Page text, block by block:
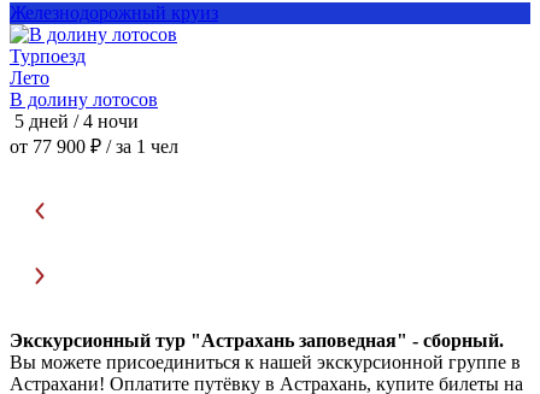
Железнодорожный круиз
Турпоезд
Лето
В долину лотосов
5 дней / 4 ночи
от 77 900 ₽ / за 1 чел
Экскурсионный тур "Астрахань заповедная" - сборный.
Вы можете присоединиться к нашей экскурсионной группе в
Астрахани! Оплатите путёвку в Астрахань, купите билеты на